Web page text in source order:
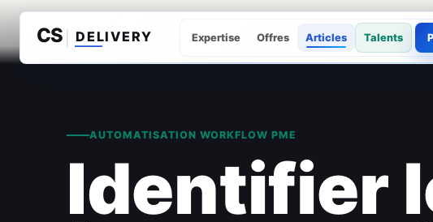
Expertise Offres Articles Talents
AUTOMATISATION WORKFLOW PME
Identifier